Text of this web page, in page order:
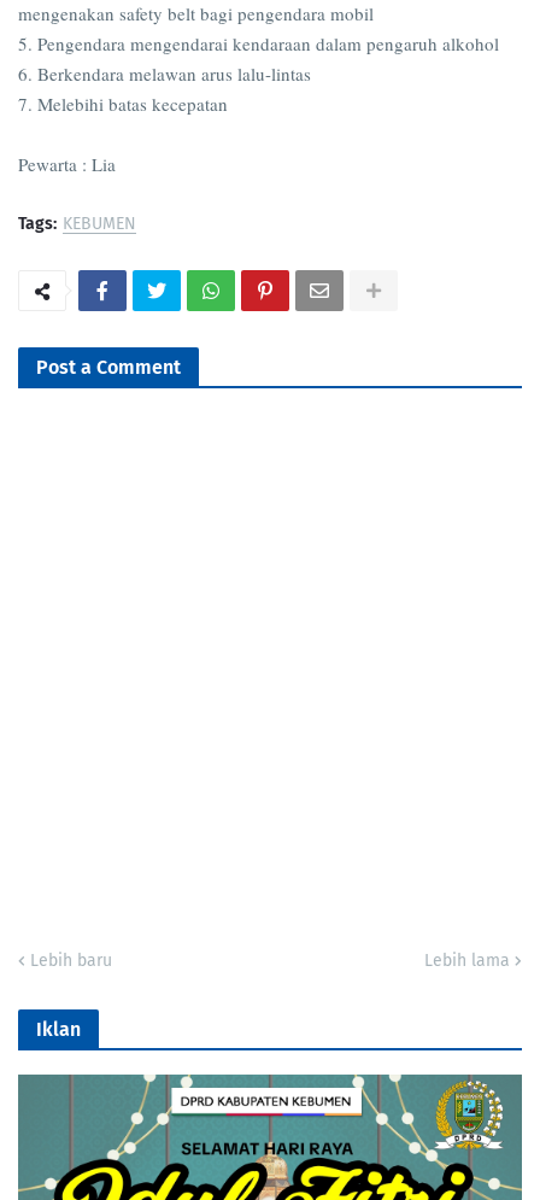
mengenakan safety belt bagi pengendara mobil
5. Pengendara mengendarai kendaraan dalam pengaruh alkohol
6. Berkendara melawan arus lalu-lintas
7. Melebihi batas kecepatan
Pewarta : Lia
Tags: KEBUMEN
Post a Comment
Lebih baru Lebih lama
Iklan